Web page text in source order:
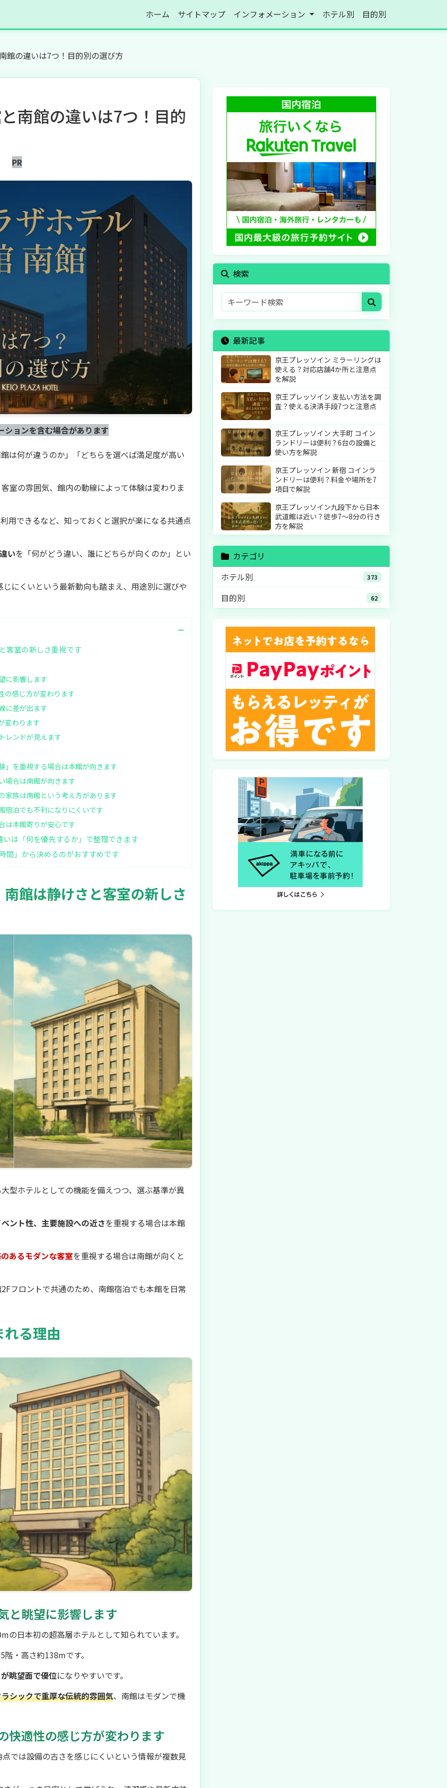
ホーム サイトマップ インフォメーション ホテル別 目的別
館の違いは7つ！目的別の選び方
南館の違いは7つ！目的
PR
ションを含む場合があります
は何が違うのか」「どちらを選べば満足度が高い
室の雰囲気、館内の動線によって体験は変わりま
用できるなど、知っておくと選択が楽になる共通点
いを「何がどう違い、誰にどちらが向くのか」とい
にくいという最新動向も踏まえ、用途別に選びや
−
客室の新しさ重視です
に影響します
の感じ方が変わります
に差が出ます
変わります
レンドが見えます
」を重視する場合は本館が向きます
場合は南館が向きます
家族は南館という考え方があります
宿泊でも不利になりにくいです
は本館寄りが安心です
は「何を優先するか」で整理できます
間」から決めるのがおすすめです
館は静けさと客室の新しさ
型ホテルとしての機能を備えつつ、選ぶ基準が異
ント性、主要施設への近さを重視する場合は本館
あるモダンな客室を重視する場合は南館が向くと
フロントで共通のため、南館宿泊でも本館を日常
る理由
と眺望に影響します
日本初の超高層ホテルとして知られています。
・高さ約138mです。
眺望面で優位になりやすいです。
シックで重厚な伝統的雰囲気、南館はモダンで機
快適性の感じ方が変わります
では設備の古さを感じにくいという情報が複数見
検索
最新記事
京王プレッソイン ミラーリングは
使える？対応店舗4か所と注意点
を解説
京王プレッソイン 支払い方法を調
査？使える決済手段7つと注意点
京王プレッソイン 大手町 コイン
ランドリーは便利？6台の設備と
使い方を解説
京王プレッソイン 新宿 コインラ
ンドリーは便利？料金や場所を7
項目で解説
京王プレッソイン九段下から日本
武道館は近い？徒歩7〜8分の行き
方を解説
カテゴリ
ホテル別
373
目的別 62